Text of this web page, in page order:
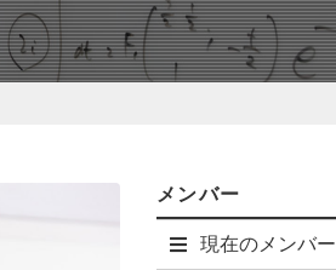
メンバー
現在のメンバー